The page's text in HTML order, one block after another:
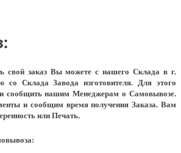
свой заказ Вы можете с нашего Склада в г.
со Склада Завода изготовителя. Для этого
сообщить нашим Менеджерам о Самовывозе.
и сообщим время получения Заказа. Вам
или Печать.